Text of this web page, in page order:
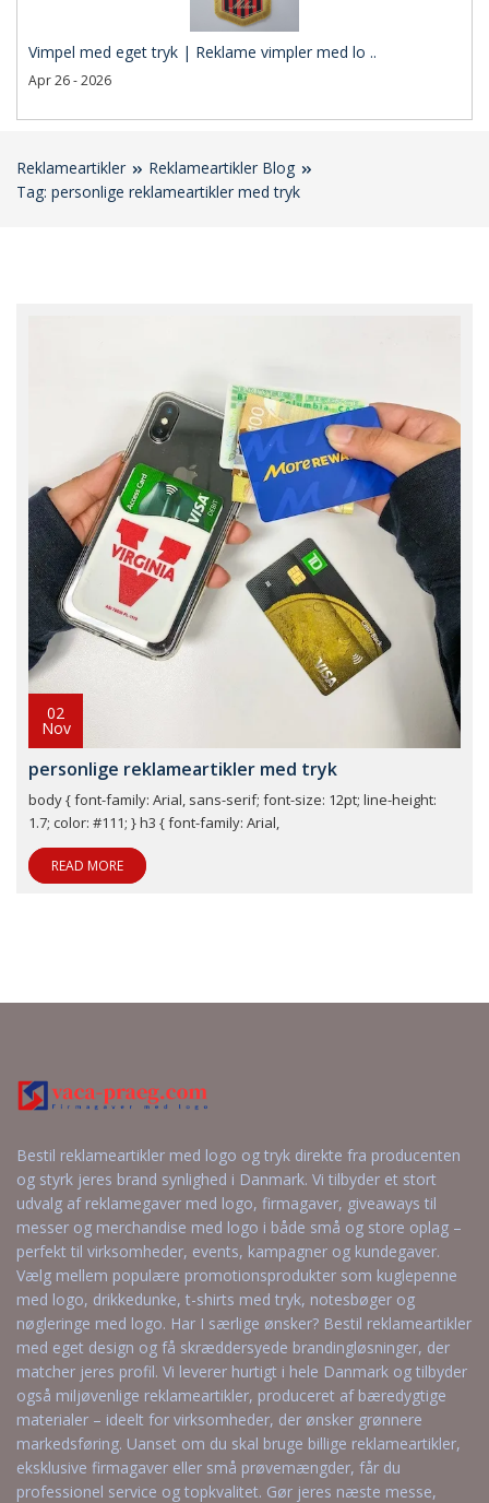
Vimpel med eget tryk | Reklame vimpler med lo ..
Apr 26 - 2026
Reklameartikler
Reklameartikler Blog
Tag: personlige reklameartikler med tryk
02
Nov
personlige reklameartikler med tryk
body { font-family: Arial, sans-serif; font-size: 12pt; line-height:
1.7; color: #111; } h3 { font-family: Arial,
READ MORE
Bestil reklameartikler med logo og tryk direkte fra producenten
og styrk jeres brand synlighed i Danmark. Vi tilbyder et stort
udvalg af reklamegaver med logo, firmagaver, giveaways til
messer og merchandise med logo i både små og store oplag –
perfekt til virksomheder, events, kampagner og kundegaver.
Vælg mellem populære promotionsprodukter som kuglepenne
med logo, drikkedunke, t-shirts med tryk, notesbøger og
nøgleringe med logo. Har I særlige ønsker? Bestil reklameartikler
med eget design og få skræddersyede brandingløsninger, der
matcher jeres profil. Vi leverer hurtigt i hele Danmark og tilbyder
også miljøvenlige reklameartikler, produceret af bæredygtige
materialer – ideelt for virksomheder, der ønsker grønnere
markedsføring. Uanset om du skal bruge billige reklameartikler,
eksklusive firmagaver eller små prøvemængder, får du
professionel service og topkvalitet. Gør jeres næste messe,